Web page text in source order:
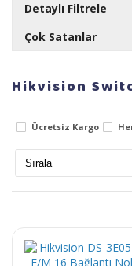
Detaylı Filtrele
hikvision
Stok Durumu
stokta var
stokta yok
Çok Satanlar
48.14 TL
7200
Hikvision
Ücretsiz Kargo